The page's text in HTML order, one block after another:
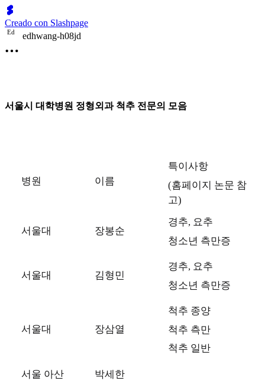
Creado con Slashpage
Ed edhwang-h08jd
서울시 대학병원 정형외과 척추 전문의 모음
병원 이름
특이사항
(홈페이지 논문 참
고)
서울대 장봉순
경추, 요추
청소년 측만증
서울대 김형민
경추, 요추
청소년 측만증
서울대 장삼열
척추 종양
척추 측만
척추 일반
서울 아산 박세한